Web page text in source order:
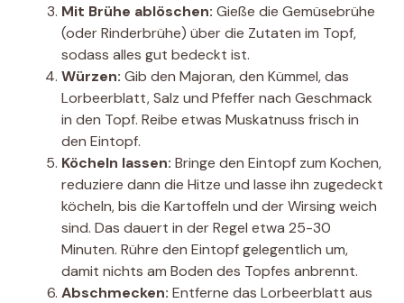
Mit Brühe ablöschen: Gieße die Gemüsebrühe
(oder Rinderbrühe) über die Zutaten im Topf,
sodass alles gut bedeckt ist.
Würzen: Gib den Majoran, den Kümmel, das
Lorbeerblatt, Salz und Pfeffer nach Geschmack
in den Topf. Reibe etwas Muskatnuss frisch in
den Eintopf.
Köcheln lassen: Bringe den Eintopf zum Kochen,
reduziere dann die Hitze und lasse ihn zugedeckt
köcheln, bis die Kartoffeln und der Wirsing weich
sind. Das dauert in der Regel etwa 25-30
Minuten. Rühre den Eintopf gelegentlich um,
damit nichts am Boden des Topfes anbrennt.
Abschmecken: Entferne das Lorbeerblatt aus